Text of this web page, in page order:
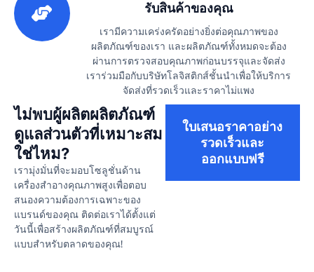
รับสินค้าของคุณ
เรามีความเคร่งครัดอย่างยิ่งต่อคุณภาพของ
ผลิตภัณฑ์ของเรา และผลิตภัณฑ์ทั้งหมดจะต้อง
ผ่านการตรวจสอบคุณภาพก่อนบรรจุและจัดส่ง
เราร่วมมือกับบริษัทโลจิสติกส์ชั้นนำเพื่อให้บริการ
จัดส่งที่รวดเร็วและราคาไม่แพง
ไม่พบผู้ผลิตผลิตภัณฑ์
ดูแลส่วนตัวที่เหมาะสม
ใช่ไหม?
เรามุ่งมั่นที่จะมอบโซลูชั่นด้าน
เครื่องสำอางคุณภาพสูงเพื่อตอบ
สนองความต้องการเฉพาะของ
แบรนด์ของคุณ ติดต่อเราได้ตั้งแต่
วันนี้เพื่อสร้างผลิตภัณฑ์ที่สมบูรณ์
แบบสำหรับตลาดของคุณ!
ใบเสนอราคาอย่าง
รวดเร็วและ
ออกแบบฟรี